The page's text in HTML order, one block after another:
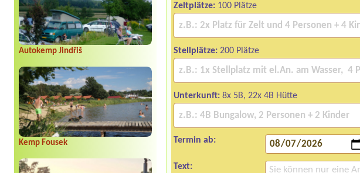
Autokemp Jindřiš
Kemp Fousek
Zeltplätze: 100 Plätze
Stellplätze: 200 Plätze
Unterkunft: 8x 5B, 22x 4B Hütte
Termin ab:
Text: